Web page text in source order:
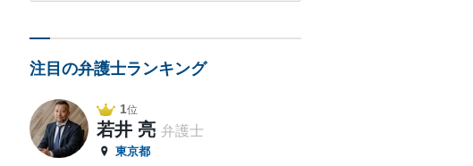
注目の弁護士ランキング
1位
若井 亮 弁護士
東京都